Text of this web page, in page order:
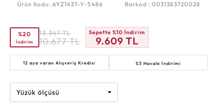
Ürün Kodu: AYZ1437-Y-5486 Barkod : 0031383720028
%20
İndirim
13.347 TL
10.677 TL
Sepette %10 İndirim
9.609 TL
12 aya varanAlışveriş Kredisi %3 Havale İndirimi
Yüzük ölçüsü